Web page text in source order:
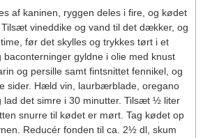
af kaninen, ryggen deles i fire, og kødet
vineddike og vand til det dækker, og
før det skylles og trykkes tørt i et
baconterninger gyldne i olie med knust
og persille samt fintsnittet fennikel, og
sider. Hæld vin, laurbærblade, oregano
lad det simre i 30 minutter. Tilsæt ½ liter
snurre til kødet er mørt. Tag kødet op
Reducér fonden til ca. 2½ dl, skum